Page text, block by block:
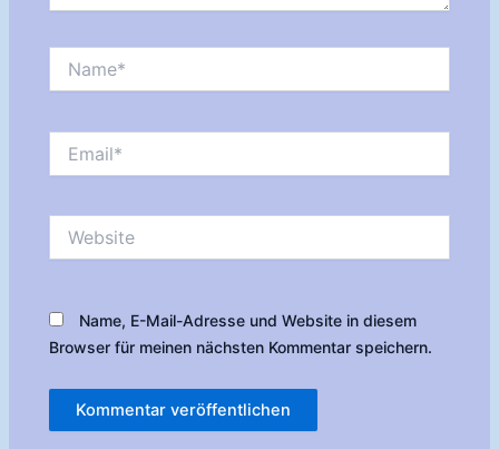
Name, E-Mail-Adresse und Website in diesem
Browser für meinen nächsten Kommentar speichern.